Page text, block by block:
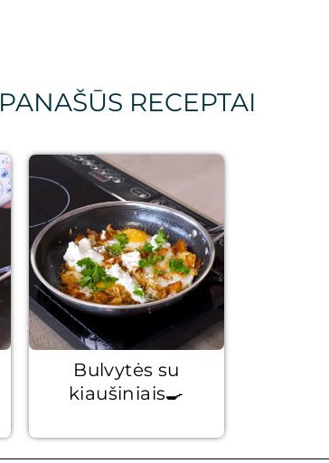
PANAŠŪS RECEPTAI
Bulvytės su
kiaušiniais🍳